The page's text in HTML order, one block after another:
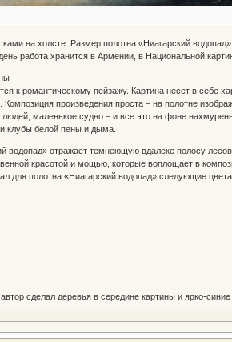
на холсте. Размер полотна «Ниагарский
работа хранится в Армении, в Национальной
к романтическому пейзажу. Картина несет в себе
Композиция произведения проста – на полотне
маленькое судно – и все это на фоне
клубы белой пены и дыма.
водопад» отражает темнеющую вдалеке полосу
красотой и мощью, которые воплощает в
для полотна «Ниагарский водопад» следующие
сделал деревья в середине картины и ярко-